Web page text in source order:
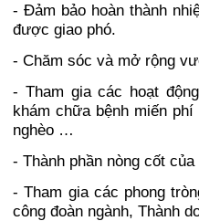
- Đảm bảo hoàn thành
được giao phó.
- Chăm sóc và mở rộng
- Tham gia các hoạt
khám chữa bệnh miến
nghèo …
- Thành phần nòng cốt
- Tham gia các phong
công đoàn ngành, Thành